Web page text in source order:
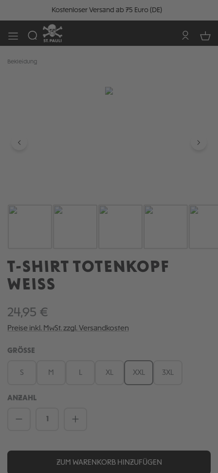
Kostenloser Versand ab 75 Euro (DE)
Bekleidung
T-SHIRT TOTENKOPF
WEISS
24,95 €
Preise inkl. MwSt. zzgl. Versandkosten
GRÖSSE
S M XL XXL 3XL
ANZAHL
Produkt Anzahl: Gib den gewünschten
ZUM WARENKORB HINZUFÜGEN